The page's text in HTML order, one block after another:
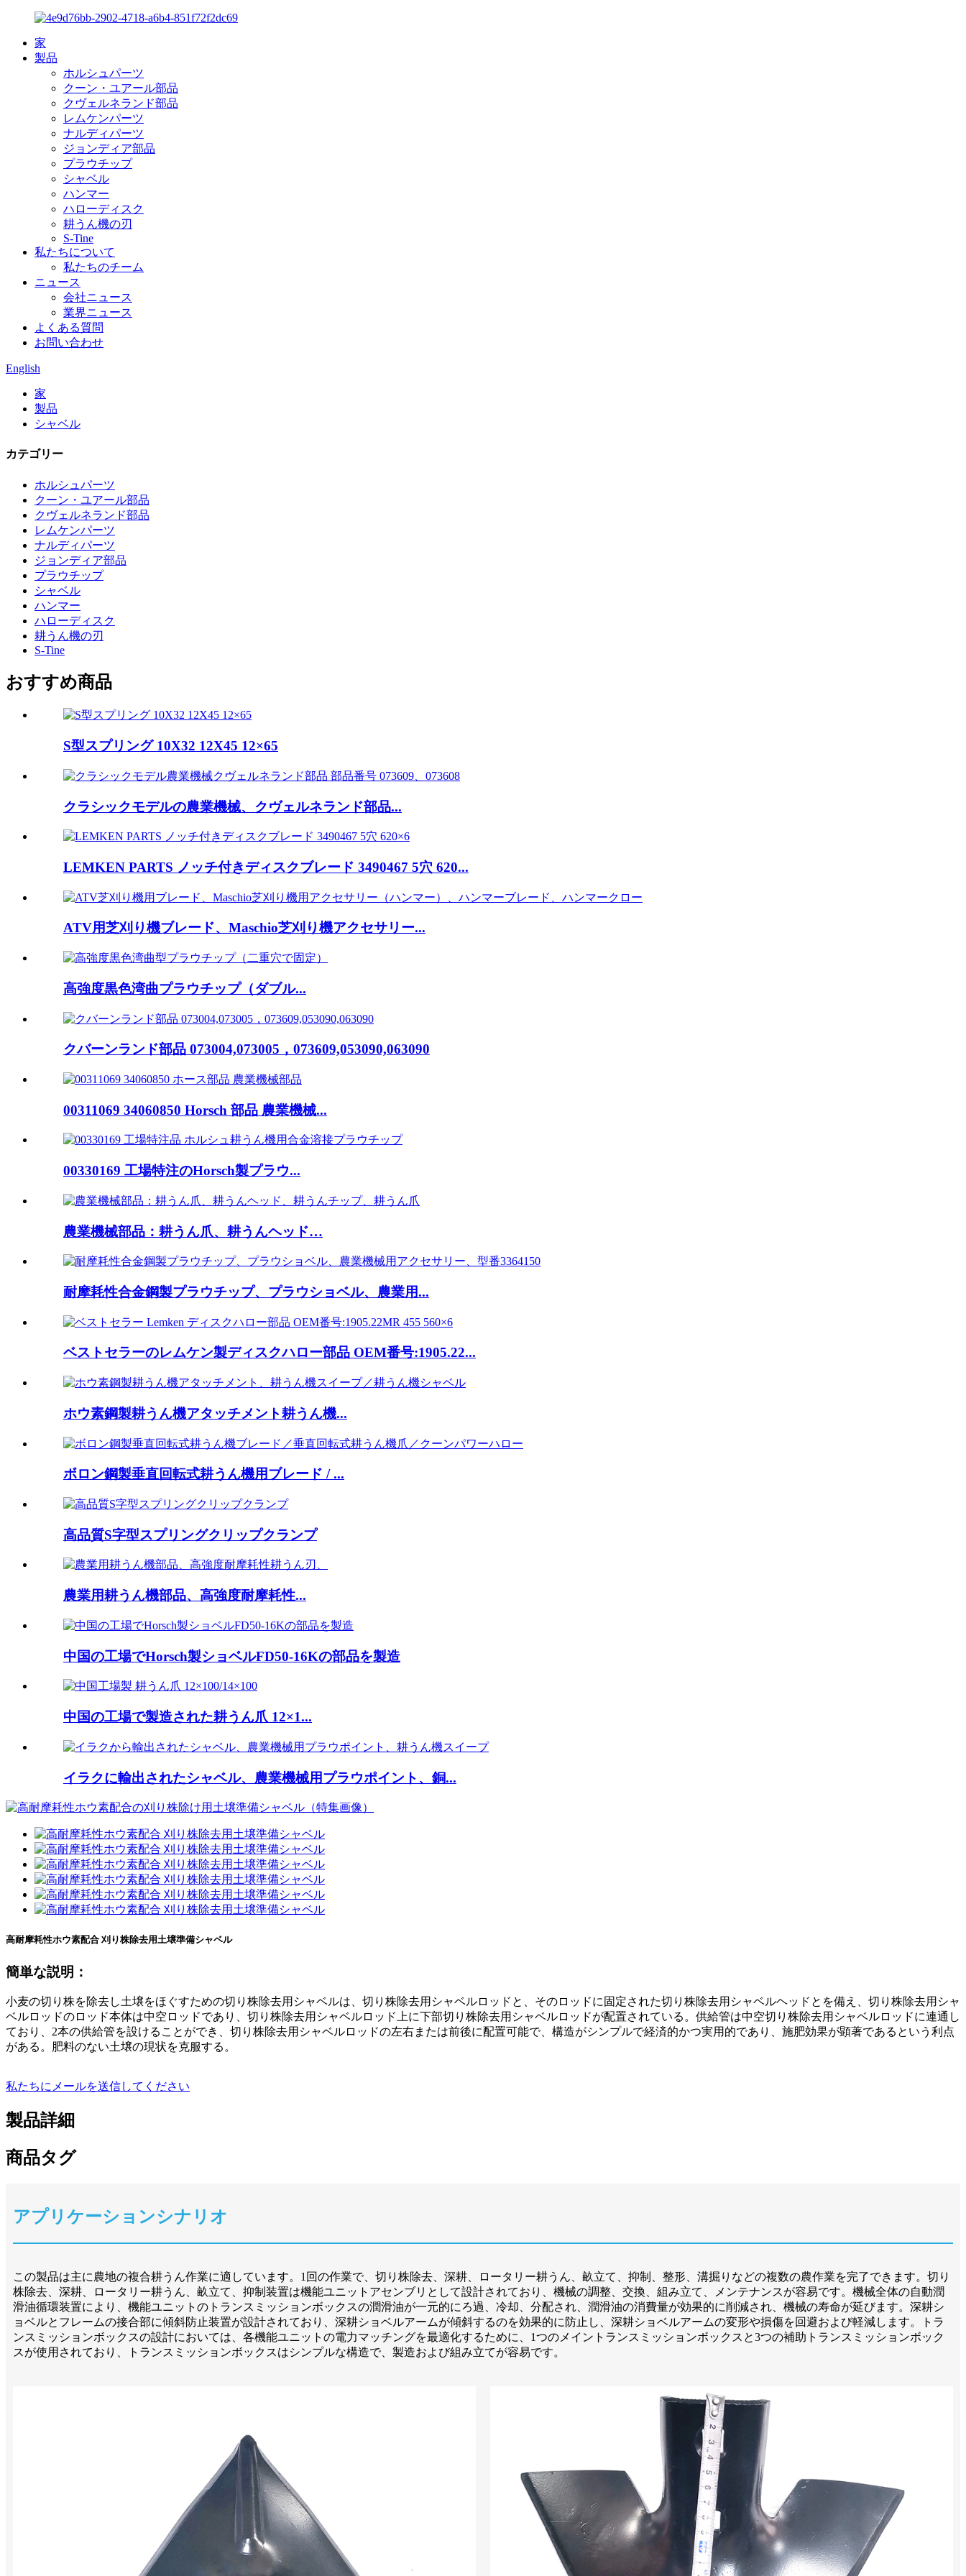
家
製品
ホルシュパーツ
クーン・ユアール部品
クヴェルネランド部品
レムケンパーツ
ナルディパーツ
ジョンディア部品
プラウチップ
シャベル
ハンマー
ハローディスク
耕うん機の刃
S-Tine
私たちについて
私たちのチーム
ニュース
会社ニュース
業界ニュース
よくある質問
お問い合わせ
English
家
製品
シャベル
カテゴリー
ホルシュパーツ
クーン・ユアール部品
クヴェルネランド部品
レムケンパーツ
ナルディパーツ
ジョンディア部品
プラウチップ
シャベル
ハンマー
ハローディスク
耕うん機の刃
S-Tine
おすすめ商品
S型スプリング 10X32 12X45 12×65
クラシックモデルの農業機械、クヴェルネランド部品...
LEMKEN PARTS ノッチ付きディスクブレード 3490467 5穴 620...
ATV用芝刈り機ブレード、Maschio芝刈り機アクセサリー...
高強度黒色湾曲プラウチップ（ダブル...
クバーンランド部品 073004,073005，073609,053090,063090
00311069 34060850 Horsch 部品 農業機械...
00330169 工場特注のHorsch製プラウ...
農業機械部品：耕うん爪、耕うんヘッド…
耐摩耗性合金鋼製プラウチップ、プラウショベル、農業用...
ベストセラーのレムケン製ディスクハロー部品 OEM番号:1905.22...
ホウ素鋼製耕うん機アタッチメント耕うん機...
ボロン鋼製垂直回転式耕うん機用ブレード / ...
高品質S字型スプリングクリップクランプ
農業用耕うん機部品、高強度耐摩耗性...
中国の工場でHorsch製ショベルFD50-16Kの部品を製造
中国の工場で製造された耕うん爪 12×1...
イラクに輸出されたシャベル、農業機械用プラウポイント、銅...
高耐摩耗性ホウ素配合 刈り株除去用土壌準備シャベル
簡単な説明：
小麦の切り株を除去し土壌をほぐすための切り株除去用シャベルは、切り株除去用シャベルロッドと、そのロッドに固定された切り株除去用シャベルヘッドとを備え、切り株除去用シャ
ベルロッドのロッド本体は中空ロッドであり、切り株除去用シャベルロッド上に下部切り株除去用シャベルロッドが配置されている。供給管は中空切り株除去用シャベルロッドに連通し
ており、2本の供給管を設けることができ、切り株除去用シャベルロッドの左右または前後に配置可能で、構造がシンプルで経済的かつ実用的であり、施肥効果が顕著であるという利点
がある。肥料のない土壌の現状を克服する。
私たちにメールを送信してください
製品詳細
商品タグ
アプリケーションシナリオ
この製品は主に農地の複合耕うん作業に適しています。1回の作業で、切り株除去、深耕、ロータリー耕うん、畝立て、抑制、整形、溝掘りなどの複数の農作業を完了できます。切り
株除去、深耕、ロータリー耕うん、畝立て、抑制装置は機能ユニットアセンブリとして設計されており、機械の調整、交換、組み立て、メンテナンスが容易です。機械全体の自動潤
滑油循環装置により、機能ユニットのトランスミッションボックスの潤滑油が一元的にろ過、冷却、分配され、潤滑油の消費量が効果的に削減され、機械の寿命が延びます。深耕シ
ョベルとフレームの接合部に傾斜防止装置が設計されており、深耕ショベルアームが傾斜するのを効果的に防止し、深耕ショベルアームの変形や損傷を回避および軽減します。トラ
ンスミッションボックスの設計においては、各機能ユニットの電力マッチングを最適化するために、1つのメイントランスミッションボックスと3つの補助トランスミッションボック
スが使用されており、トランスミッションボックスはシンプルな構造で、製造および組み立てが容易です。